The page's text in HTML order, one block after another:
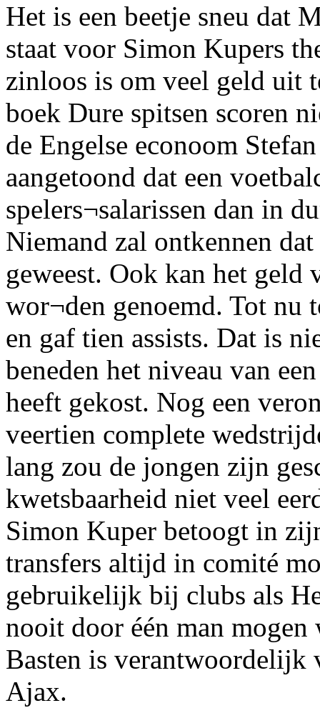
Het is een beetje sneu dat
staat voor Simon Kupers
zinloos is om veel geld uit
boek Dure spitsen scoren
de Engelse econoom
aangetoond dat een
spelers¬salarissen dan in
Niemand zal ontkennen
geweest. Ook kan het
wor¬den genoemd. Tot nu
en gaf tien assists. Dat is
beneden het niveau van
heeft gekost. Nog een
veertien complete
lang zou de jongen zijn
kwetsbaarheid niet veel
Simon Kuper betoogt in
transfers altijd in comité
gebruikelijk bij clubs als
nooit door één man
Basten is verantwoordelijk
Ajax.